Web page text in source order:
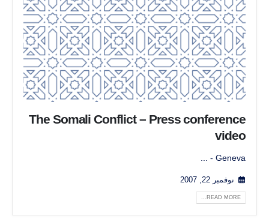
The Somali Conflict – Press conference
video
Geneva - ...
نوفمبر 22, 2007
READ MORE...